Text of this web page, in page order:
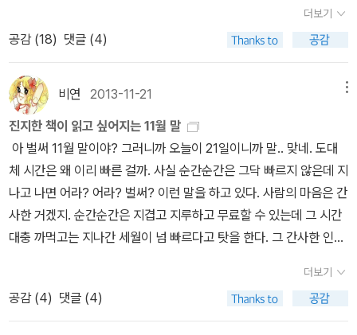
유로 당신은 물리학에서 대칭성을 종종 보게 된다. 물리학의 목표는
서로 다른 물리량들을 연관지어 관측에 기반한 예측을 하는 데에 있
다. 이 과정에서 대칭성은 자연스럽게 어떤 역할을 한다. 물리계가 대
칭을 갖고 있다면, 그렇지 않을 때보다 더 적은 관측값에 기초해 계를
기술할 수 있다. 예를 들어 보자. 동일한 성질을 갖는 두 물체가 있을
때, 한 물체의 움직임을 이미 측정했다면 곧바로 나머지 하나의 움직
임을 지배하는 법칙도 알 수 있다. 두 물체가 동일하기 때문에 그 물체
도 같은 식으로 움직일 것이기 때문이다. _ 리사 랜들, <숨겨진 우주>
, p243/623 빈 공간에서는 모든 방향이 동등함을 말해 주는 회전 불
변성(rotational invariance)이나 모든 위치가 동등함을 말해 주는
병진 불변성(translation invariance) 같은 여러 대칭성들이 보존된
성은 완벽하게 보존되지 않는다. 대칭성은 원리적으로 모든 곳에 있
주지^^뭐! 구울~드잖아!이로써 국내에 번역된 굴드의 책들은 모두 내
수중에 들어왔다. 그 것만으로도 내 주머니의 허전함을 채워지리라
는 별다른 딴지를 걸지는 않는다. 서열은 낮지만 그 모성을 존중하기
때문이다. ' 쫌 ' 멋있는 사회'다. 이 경계 거리가 바로 동물의 < 영토권
> 이다. 개뿐만이 아니라 사슴이나 들소에게도 도주거리'라는 영토권
이 있다. 사슴이나 들소는 초원에서 사자를 보았다고 해서 무조건 도
망을 가지는 않는다. 사슴이나 들소는 어느 정도까지는 사자의 동태
를 예의 주시하다가 반경 ○○m 안으로 접근하면 그때 냅다 도망친
다. 이 마지노선'을 도주거리'라고 한다. 이것도 일종의 영토권'이다.
그렇다면 개가 아닌 인간에게도 보이지 않는 영토권이 존재하는 것일
까 ? 당연히 존재한다. 두 사람이 나누는 일상적 대화를 자세히 관찰
하면 서로 일정한 거리를 유지한 채 대화를 나눈다는 사실을 발견하
게 되는데, 대화 도중 한쪽이 지나치게 접근한다 싶으면 다른 한쪽은
한발짝 물러나 거리를 일정하게 유지해서 < 공간 > 을 확보하려고 한
다. 그러니깐 < 영토권 > 이란 최소한의 보호벽'인 셈이다. 그런데 이
더보기
공감 (18) 댓글 (4)
비연 2013-11-21
진지한 책이 읽고 싶어지는 11월 말
아 벌써 11월 말이야? 그러니까 오늘이 21일이니까 말.. 맞네. 도대
체 시간은 왜 이리 빠른 걸까. 사실 순간순간은 그닥 빠르지 않은데 지
나고 나면 어라? 어라? 벌써? 이런 말을 하고 있다. 사람의 마음은 간
사한 거겠지. 순간순간은 지겹고 지루하고 무료할 수 있는데 그 시간
대충 까먹고는 지나간 세월이 넘 빠르다고 탓을 한다. 그 간사한 인간
여러가지로 머리 속이 복잡했다.. 라는 뜻인데... 쉬운 책들만 골라 읽
었다고 해야 하나. 마음이 심란할 때는 역시나 책장 술술 넘어가는 책
이 좋아요 라는 신념 하에 책장에 그득 꽂힌 두껍고, 의미있고, 내용있
더보기
공감 (4) 댓글 (4)